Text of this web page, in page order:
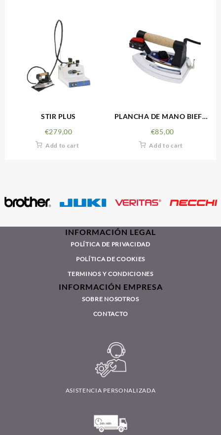
STIR PLUS
€279,00
Add to cart
PLANCHA DE MANO BIEFFE
€85,00
Add to cart
INFORMACIÓN LEGAL
POLÍTICA DE PRIVACIDAD
POLÍTICA DE COOKIES
TERMINOS Y CONDICIONES
INFORMACIÓN EMPRESA
SOBRE NOSOTROS
CONTACTO
ASISTENCIA PERSONALIZADA